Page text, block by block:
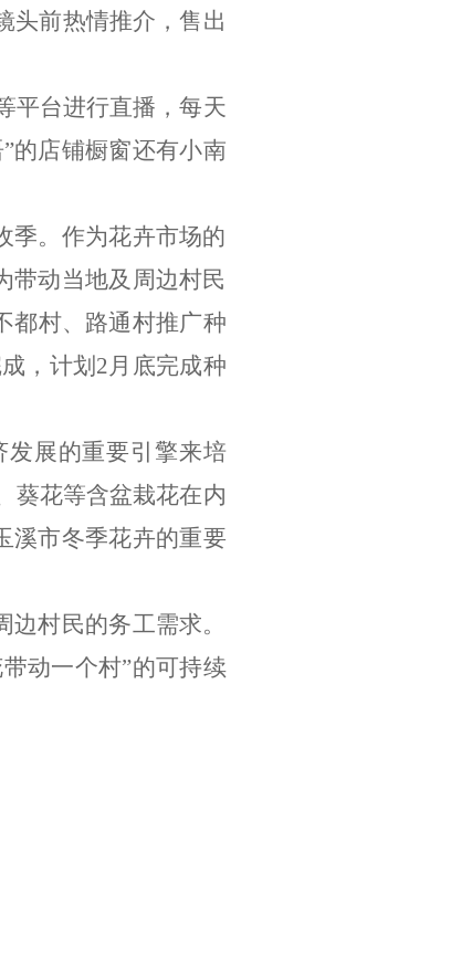
头前热情推介，售出
平台进行直播，每天
”的店铺橱窗还有小南
季。作为花卉市场的
带动当地及周边村民
都村、路通村推广种
，计划 2月底完成种
展的重要引擎来培
葵花等含盆栽花在内
溪市冬季花卉的重要
村民的务工需求。
动一个村”的可持续